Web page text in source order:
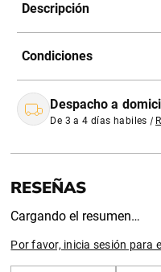
Descripción
Condiciones
Despacho a
De 3 a 4 días habiles |
Cargando el resumen…
Por favor, inicia sesión para